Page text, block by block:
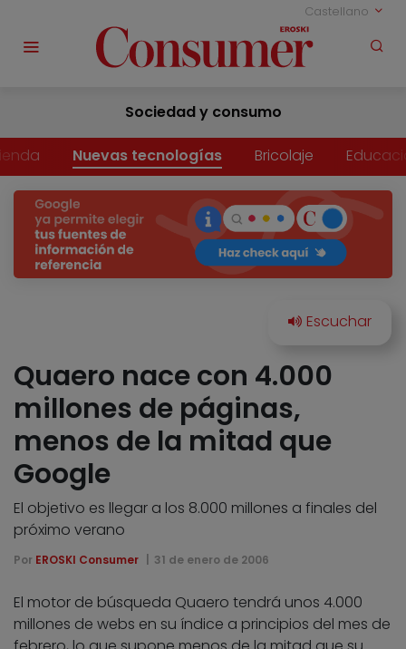
Castellano
Sociedad y consumo
Nuevas tecnologías Bricolaje
Quaero nace con 4.000
millones de páginas,
menos de la mitad que
Google
El objetivo es llegar a los 8.000 millones a finales del
próximo verano
Por EROSKI Consumer 31 de enero de 2006
El motor de búsqueda Quaero tendrá unos 4.000
millones de webs en su índice a principios del mes de